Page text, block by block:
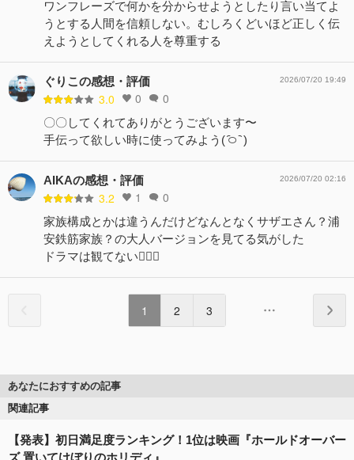
ワンフレーズで何かを分からせようとしたり言い当てよ
うとする人間を信頼しない。むしろくどいほど正しく伝
えようとしてくれる人を尊重する
ぐりこの感想・評価
3.0 0 0
2026/07/20 19:49
〇〇してくれてありがとうございます〜
手伝って欲しい時に使ってみよう‪( ᷇࿀ ᷆ )‬
AIKAの感想・評価
3.2 1 0
2026/07/20 02:16
家族構成とかは違うんだけどなんとなくサザエさん？浦
安鉄筋家族？の大人バージョンを見てる気がした
ドラマは観てない🙅🏽‍♀️
1 2 3
あなたにおすすめの記事
関連記事
【発表】初日満足度ランキング！1位は映画『ホールドオーバー